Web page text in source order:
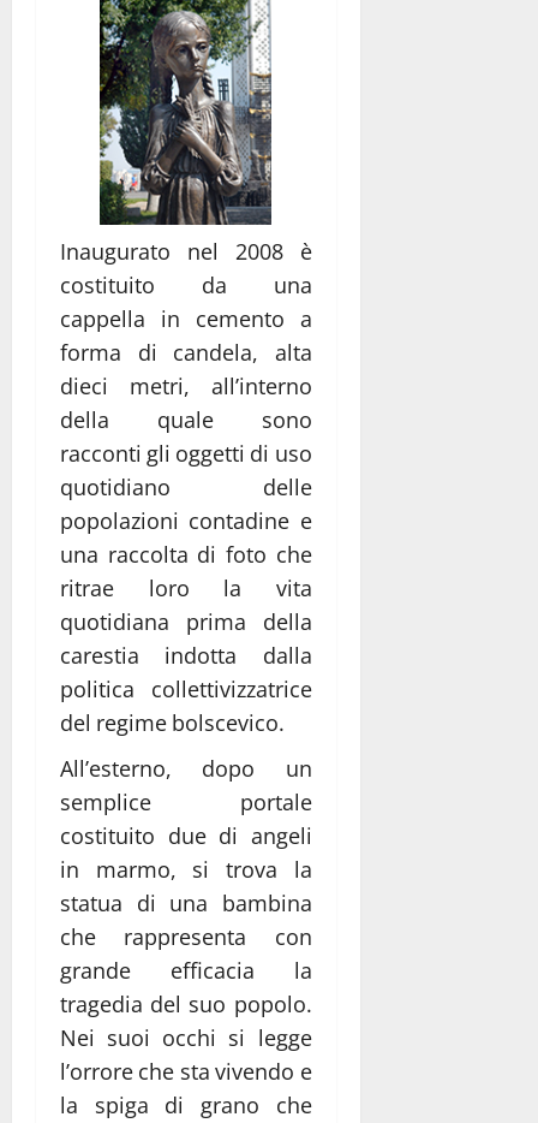
Inaugurato nel 2008 è
costituito da una
cappella in cemento a
forma di candela, alta
dieci metri, all’interno
della quale sono
racconti gli oggetti di uso
quotidiano delle
popolazioni contadine e
una raccolta di foto che
ritrae loro la vita
quotidiana prima della
carestia indotta dalla
politica collettivizzatrice
del regime bolscevico.
All’esterno, dopo un
semplice portale
costituito due di angeli
in marmo, si trova la
statua di una bambina
che rappresenta con
grande efficacia la
tragedia del suo popolo.
Nei suoi occhi si legge
l’orrore che sta vivendo e
la spiga di grano che